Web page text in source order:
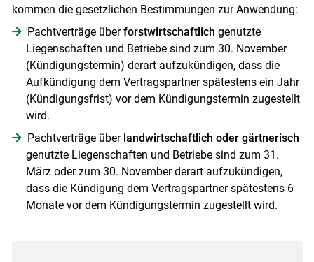
kommen die gesetzlichen Bestimmungen zur Anwendung:
Pachtverträge überforstwirtschaftlich genutzte
Liegenschaften und Betriebe sind zum 30. November
(Kündigungstermin) derart aufzukündigen, dass die
Aufkündigung dem Vertragspartner spätestens ein Jahr
(Kündigungsfrist) vor dem Kündigungstermin zugestellt
wird.
Pachtverträge über landwirtschaftlich oder gärtnerisch
genutzte Liegenschaften und Betriebe sind zum 31.
März oder zum 30. November derart aufzukündigen,
dass die Kündigung dem Vertragspartner spätestens 6
Monate vor dem Kündigungstermin zugestellt wird.